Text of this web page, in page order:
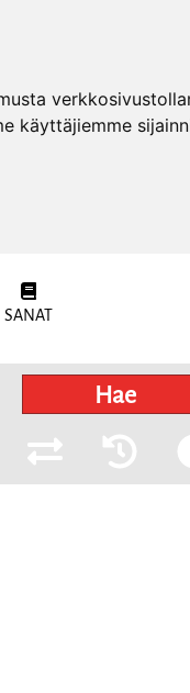
käyttäjiemme
SANAT
Hae